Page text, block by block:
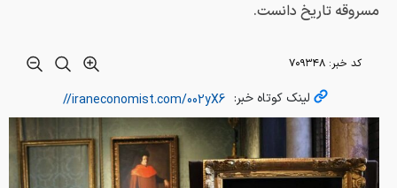
مسروقه تاریخ دانست.
کد خبر: ۷۰۹۳۴۸
لینک کوتاه خبر: